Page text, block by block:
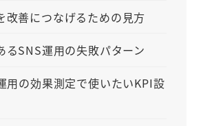
改善につなげるための見方
るSNS運用の失敗パターン
用の効果測定で使いたいKPI設